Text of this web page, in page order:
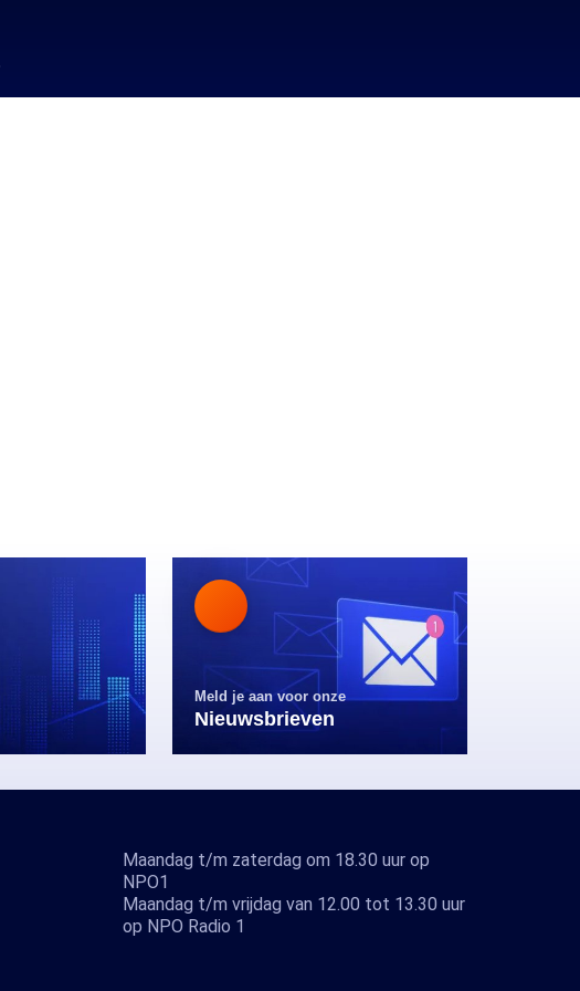
Meld je aan voor onze
Nieuwsbrieven
Maandag t/m zaterdag om 18.30 uur op
NPO1
Maandag t/m vrijdag van 12.00 tot 13.30 uur
op NPO Radio 1